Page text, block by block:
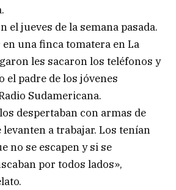
el jueves de la semana pasada.
una finca tomatera en La
les sacaron los teléfonos y
el padre de los jóvenes
Sudamericana.
despertaban con armas de
levanten a trabajar. Los tenían
no se escapen y si se
por todos lados»,